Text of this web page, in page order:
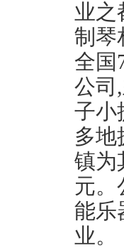
业之
制琴
全国
公司
子小
多地
镇为
元。
能乐
业。